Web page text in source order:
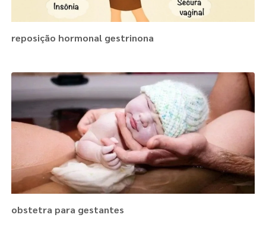
reposição hormonal gestrinona
obstetra para gestantes